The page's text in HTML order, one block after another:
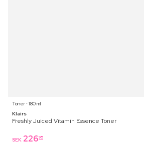
Toner ⋅ 180 ml
Klairs
Freshly Juiced Vitamin Essence Toner
SEK 22695